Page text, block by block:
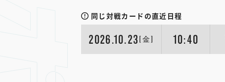
同じ対戦カードの直近日程
2026.10.23 [金] 10:40